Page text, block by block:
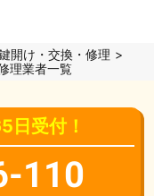
開け・交換・修理
理業者一覧
日受付！
110